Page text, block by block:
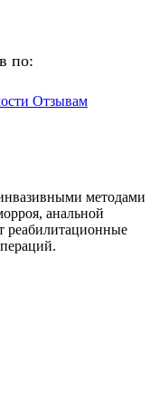
по:
Отзывам
методами
анальной
реабилитационные